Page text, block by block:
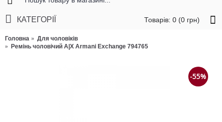
Товарів: 0 (0 грн)
КАТЕГОРІЇ
Головна
Для чоловіків
Ремінь чоловічий A|X Armani Exchange 794765
-55%